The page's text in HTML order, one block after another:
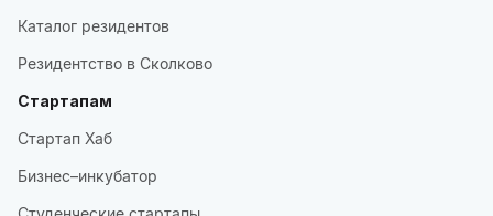
Каталог резидентов
Резидентство в Сколково
Стартапам
Стартап Хаб
Бизнес–инкубатор